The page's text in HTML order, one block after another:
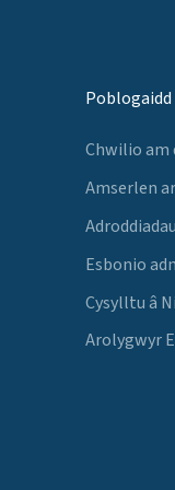
Poblogaidd
Chwilio am
Amserlen
Esbonio
Cysylltu â Ni
Arolygwyr